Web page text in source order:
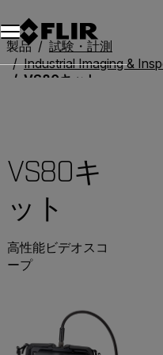
製品
試験・計測
Industrial Imaging &
VS80キット
VS80キ
ット
高性能ビデオスコ
ープ